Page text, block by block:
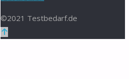
©2021 Testbedarf.de
Zurück